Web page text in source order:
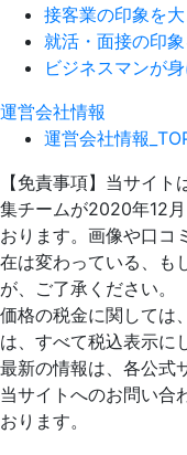
接客業の印象を
就活・面接の印
ビジネスマンが
運営会社情報
運営会社情報
【免責事項】 当サイト
集チームが2020年12
おります。画像や口コ
在は変わっている、も
が、ご了承ください。
価格の税金に関しては
は、すべて税込表示に
最新の情報は、各公式
当サイトへのお問い合
おります。